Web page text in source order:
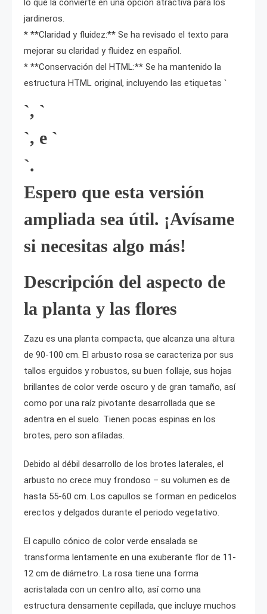
lo que la convierte en una opción atractiva para los
jardineros.
* **Claridad y fluidez:** Se ha revisado el texto para
mejorar su claridad y fluidez en español.
* **Conservación del HTML:** Se ha mantenido la
estructura HTML original, incluyendo las etiquetas `
`, `
`, e `
`.
Espero que esta versión
ampliada sea útil. ¡Avísame
si necesitas algo más!
Descripción del aspecto de
la planta y las flores
Zazu es una planta compacta, que alcanza una altura
de 90-100 cm. El arbusto rosa se caracteriza por sus
tallos erguidos y robustos, su buen follaje, sus hojas
brillantes de color verde oscuro y de gran tamaño, así
como por una raíz pivotante desarrollada que se
adentra en el suelo. Tienen pocas espinas en los
brotes, pero son afiladas.
Debido al débil desarrollo de los brotes laterales, el
arbusto no crece muy frondoso – su volumen es de
hasta 55-60 cm. Los capullos se forman en pedicelos
erectos y delgados durante el periodo vegetativo.
El capullo cónico de color verde ensalada se
transforma lentamente en una exuberante flor de 11-
12 cm de diámetro. La rosa tiene una forma
acristalada con un centro alto, así como una
estructura densamente cepillada, que incluye muchos